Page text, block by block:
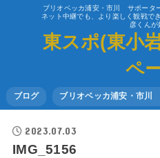
ブリオベッカ浦安・市川 サポータ
ネット中継でも、より楽しく観戦で
彦くんが
東スポ(東小
ペ
ブログ ブリオベッカ浦安・市川
2023.07.03
IMG_5156